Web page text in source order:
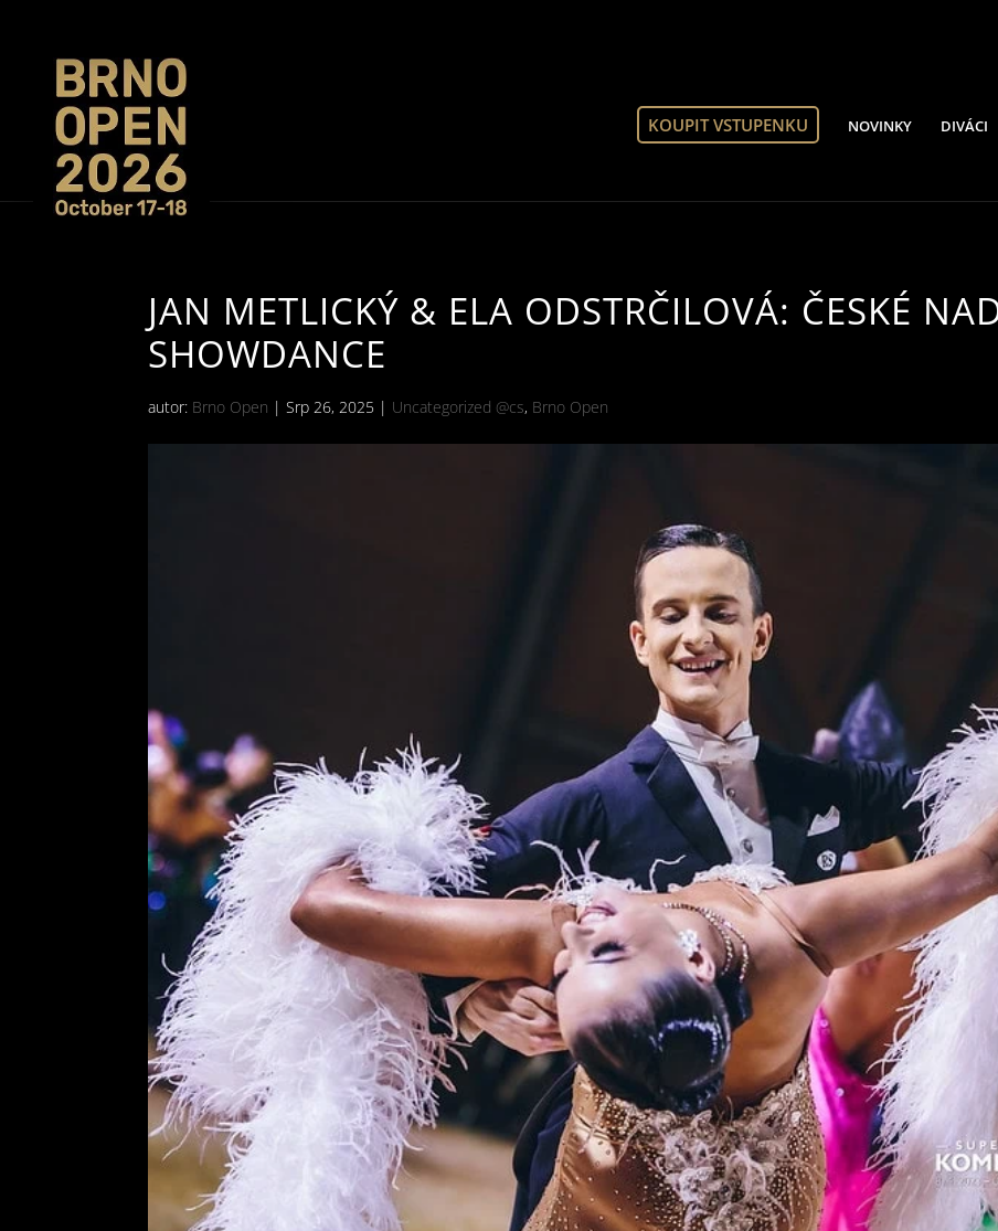
KOUPIT VSTUPENKU NOVINKY DIVÁCI
JAN METLICKÝ & ELA ODSTRČILOVÁ: ČESKÉ
SHOWDANCE
autor: Brno Open |Srp 26, 2025 | Uncategorized @cs, Brno Open